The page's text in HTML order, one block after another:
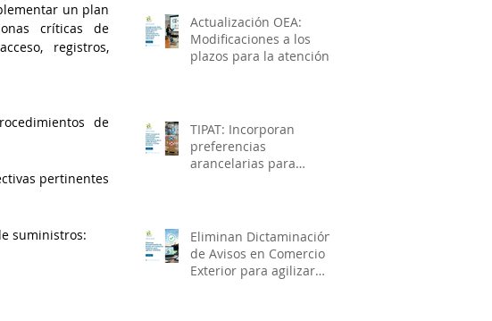
un plan
críticas de
registros,
de
pertinentes
suministros:
Actualización OEA:
Modificaciones a los
plazos para la atención y
TIPAT: Incorporan
preferencias
arancelarias para
Norte
Eliminan Dictaminación
de Avisos en Comercio
Exterior para agilizar